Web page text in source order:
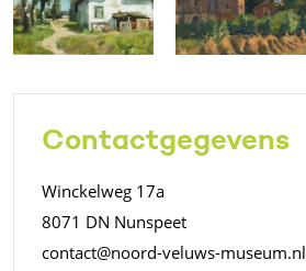
Contactgegevens
Winckelweg 17a
8071 DN Nunspeet
contact@noord-veluws-museum.nl